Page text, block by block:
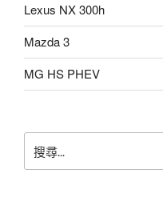
Lexus NX 300h
Mazda 3
MG HS PHEV
尋